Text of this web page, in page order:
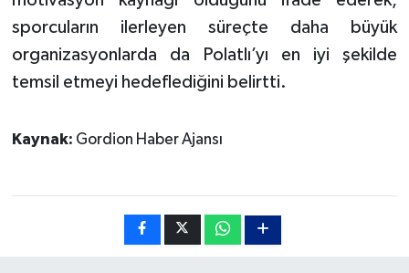
sporcuların ilerleyen süreçte daha büyük
organizasyonlarda da Polatlı’yı en iyi şekilde
temsil etmeyi hedeflediğini belirtti.
Kaynak: Gordion Haber Ajansı